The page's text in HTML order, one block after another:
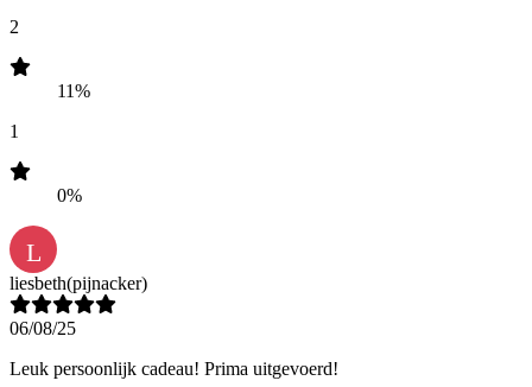
2
11%
1
0%
L
liesbeth(pijnacker)
06/08/25
Leuk persoonlijk cadeau! Prima uitgevoerd!